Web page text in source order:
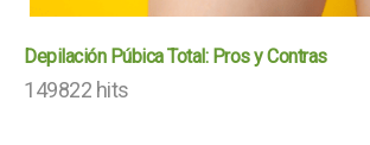
Depilación Púbica Total: Pros y Contras
149822 hits